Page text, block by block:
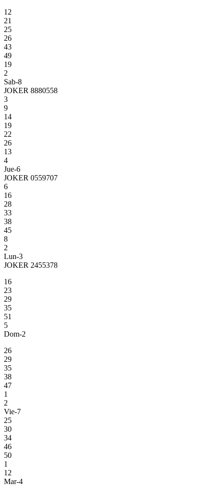
12
21
25
26
43
49
19
2
Sab-8
JOKER 8880558
3
9
14
19
22
26
13
4
Jue-6
JOKER 0559707
6
16
28
33
38
45
8
2
Lun-3
JOKER 2455378
16
23
29
35
51
5
Dom-2
26
29
35
38
47
1
2
Vie-7
25
30
34
46
50
1
12
Mar-4